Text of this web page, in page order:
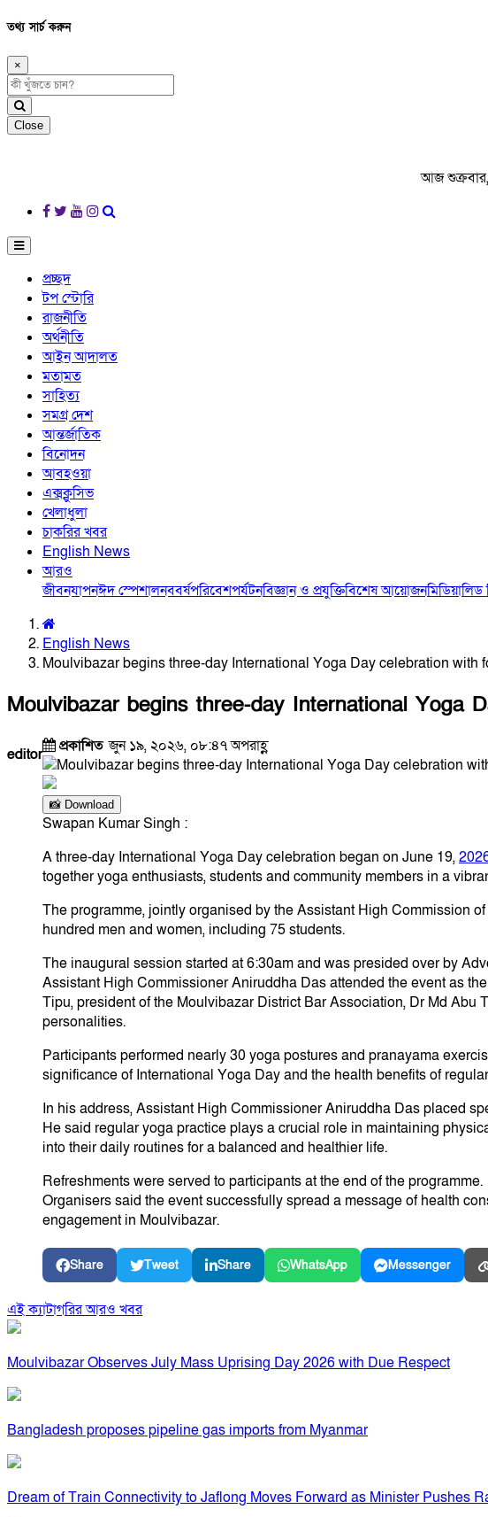
তথ্য সার্চ করুন
×
Close
আজ শুক্রবার,
প্রচ্ছদ
টপ স্টোরি
রাজনীতি
অর্থনীতি
আইন আদালত
মতামত
সাহিত্য
সমগ্র দেশ
আন্তর্জাতিক
বিনোদন
আবহওয়া
এক্সক্লুসিভ
খেলাধুলা
চাকরির খবর
English News
আরও
জীবনযাপনঈদ স্পেশালনববর্ষপরিবেশপর্যটনবিজ্ঞান ও প্রযুক্তিবিশেষ আয়োজনমিডিয়ালিড
English News
Moulvibazar begins three-day International Yoga Day celebration with
Moulvibazar begins three-day International Yoga
editor প্রকাশিতজুন ১৯, ২০২৬, ০৮:৪৭ অপরাহ্ণ
📸 Download
Swapan Kumar Singh :
A three-day International Yoga Day celebration began on June 19,
together yoga enthusiasts, students and community members in a
The programme, jointly organised by the Assistant High Commission
hundred men and women, including 75 students.
The inaugural session started at 6:30am and was presided over by
Assistant High Commissioner Aniruddha Das attended the event as
Tipu, president of the Moulvibazar District Bar Association, Dr Md
personalities.
Participants performed nearly 30 yoga postures and pranayama
significance of International Yoga Day and the health benefits of
In his address, Assistant High Commissioner Aniruddha Das placed
He said regular yoga practice plays a crucial role in maintaining
into their daily routines for a balanced and healthier life.
Refreshments were served to participants at the end of the programme.
Organisers said the event successfully spread a message of health
engagement in Moulvibazar.
Share Tweet Share WhatsApp Messenger
এই ক্যাটাগরির আরও খবর
Moulvibazar Observes July Mass Uprising Day 2026 with Due Respect
Bangladesh proposes pipeline gas imports from Myanmar
Dream of Train Connectivity to Jaflong Moves Forward as Minister Pushes